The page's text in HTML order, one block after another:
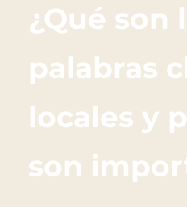
¿Qué son
palabras
locales y
son